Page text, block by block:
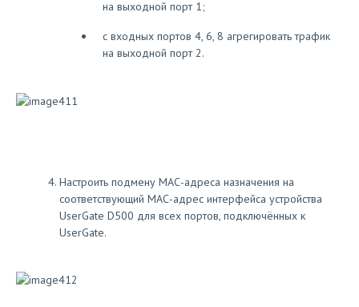
на выходной порт 1;
с входных портов 4, 6, 8 агрегировать трафик
на выходной порт 2.
Настроить подмену МАС-адреса назначения на
соответствующий МАС-адрес интерфейса устройства
UserGate D500 для всех портов, подключённых к
UserGate.